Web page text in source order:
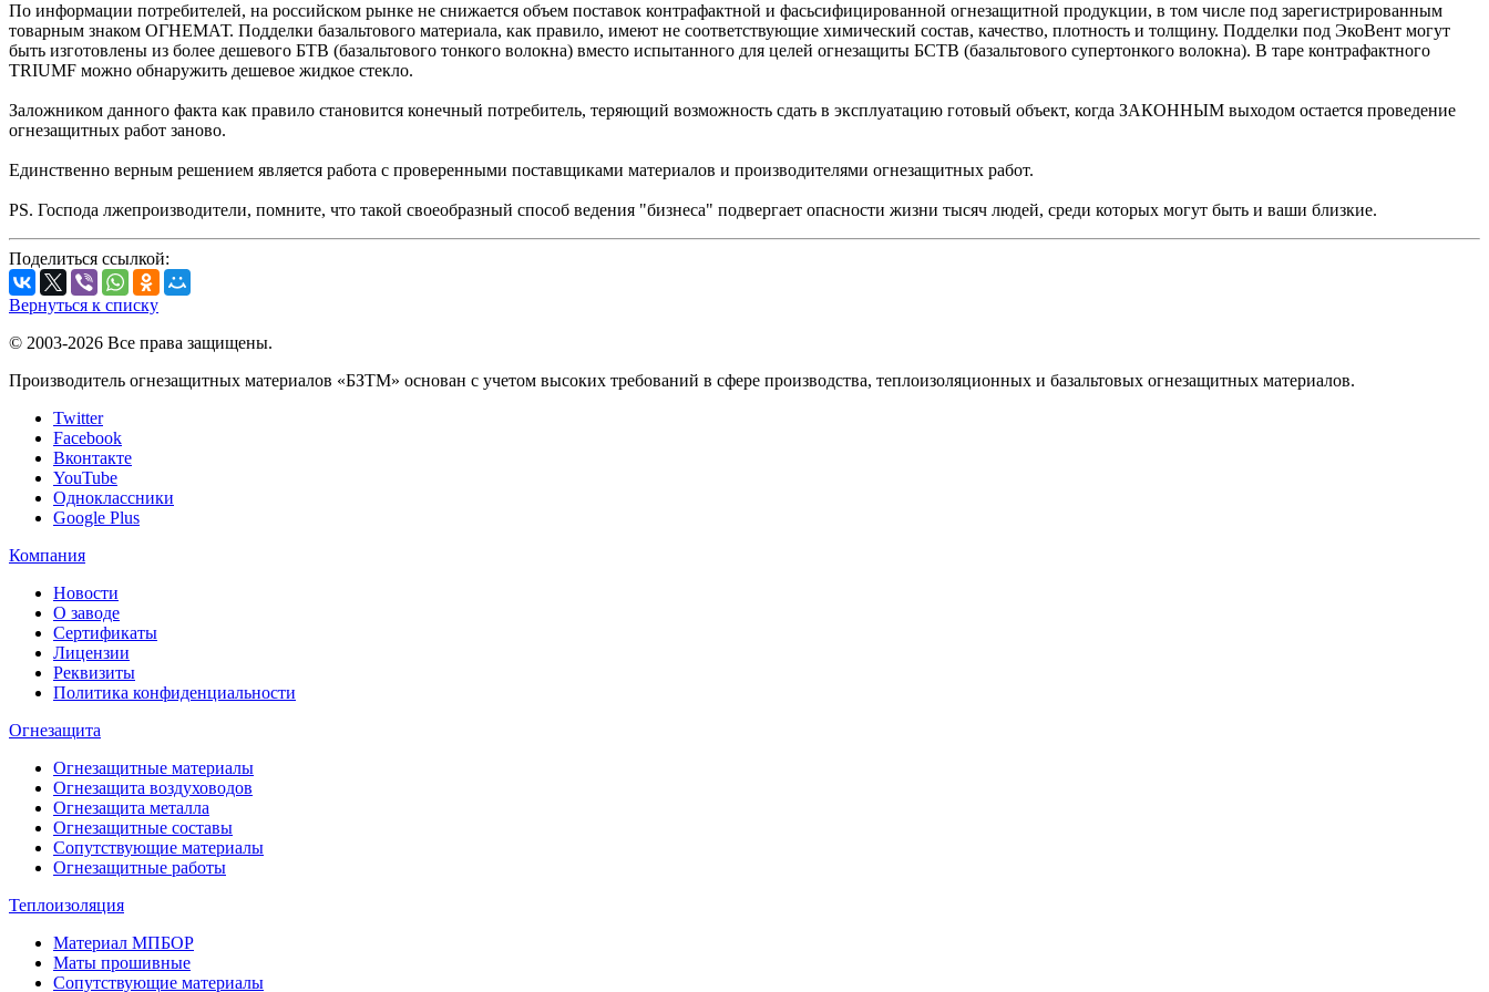
По информации потребителей, на российском рынке не снижается объем поставок контрафактной и фасьсифицированной огнезащитной продукции, в том числе под зарегистрированным
товарным знаком ОГНЕМАТ. Подделки базальтового материала, как правило, имеют не соответствующие химический состав, качество, плотность и толщину. Подделки под ЭкоВент могут
быть изготовлены из более дешевого БТВ (базальтового тонкого волокна) вместо испытанного для целей огнезащиты БСТВ (базальтового супертонкого волокна). В таре контрафактного
TRIUMF можно обнаружить дешевое жидкое стекло.
Заложником данного факта как правило становится конечный потребитель, теряющий возможность сдать в эксплуатацию готовый объект, когда ЗАКОННЫМ выходом остается проведение
огнезащитных работ заново.
Единственно верным решением является работа с проверенными поставщиками материалов и производителями огнезащитных работ.
PS. Господа лжепроизводители, помните, что такой своеобразный способ ведения "бизнеса" подвергает опасности жизни тысяч людей, среди которых могут быть и ваши близкие.
Поделиться ссылкой:
Вернуться к списку
© 2003-2026 Все права защищены.
Производитель огнезащитных материалов «БЗТМ» основан с учетом высоких требований в сфере производства, теплоизоляционных и базальтовых огнезащитных материалов.
Twitter
Facebook
Вконтакте
YouTube
Одноклассники
Google Plus
Компания
Новости
О заводе
Сертификаты
Лицензии
Реквизиты
Политика конфиденциальности
Огнезащита
Огнезащитные материалы
Огнезащита воздуховодов
Огнезащита металлa
Огнезащитные составы
Сопутствующие материалы
Огнезащитные работы
Теплоизоляция
Материал МПБОР
Маты прошивные
Сопутствующие материалы